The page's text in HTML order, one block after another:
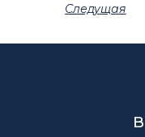
Следущая